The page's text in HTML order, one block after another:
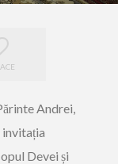
Andrei,
invitația
Devei și